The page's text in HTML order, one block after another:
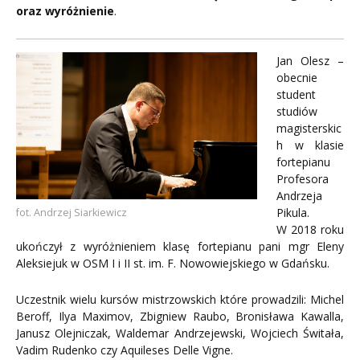
oraz wyróżnienie.
fot. Andrzej Siarkiewicz
Jan Olesz –
obecnie
student
studiów
magisterskic
h w klasie
fortepianu
Profesora
Andrzeja
Pikula.
W 2018 roku
ukończył z wyróżnieniem klasę fortepianu pani mgr Eleny
Aleksiejuk w OSM I i II st. im. F. Nowowiejskiego w Gdańsku.
Uczestnik wielu kursów mistrzowskich które prowadzili: Michel
Beroff, Ilya Maximov, Zbigniew Raubo, Bronisława Kawalla,
Janusz Olejniczak, Waldemar Andrzejewski, Wojciech Świtała,
Vadim Rudenko czy Aquileses Delle Vigne.